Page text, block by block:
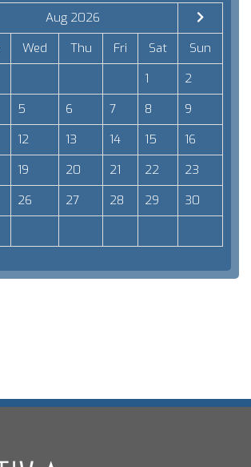
Aug 2026
Wed Thu Fri Sat
Sun
1
2
5 6 7 8
9
12 13 14 15
16
19 20 21 22
23
26 27 28 29
30